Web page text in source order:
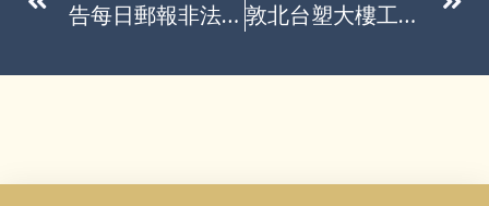
告每日郵報非法取材 哈利王子與艾爾頓強敗訴 敦北台塑大樓工地旁現天坑 傳濃厚瓦斯味、警消擴大封鎖